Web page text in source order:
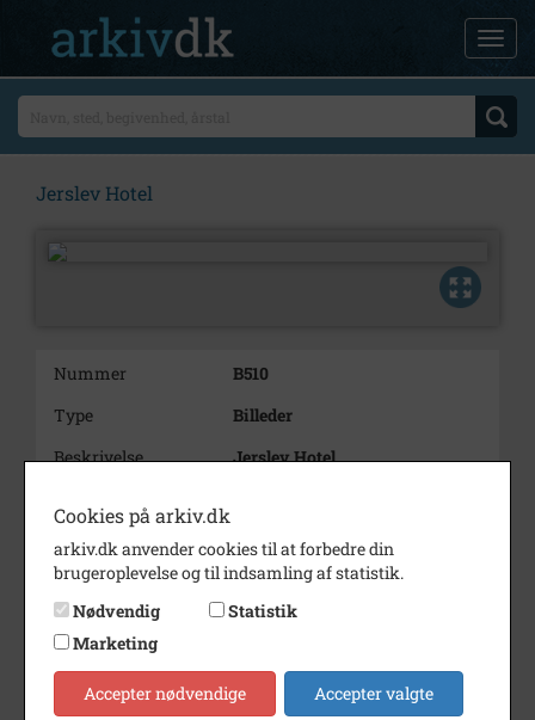
Jerslev Hotel
Nummer
B510
Type
Billeder
Beskrivelse
Jerslev Hotel
Dateringsnote
ca. 1937
Fotograf
ukendt
Størrelse
16x23,5 cm
Se på kort
Arkiv
Hvidebæk Lokalhistorisk Arkiv
Cookies på arkiv.dk
arkiv.dk anvender cookies til at forbedre din
brugeroplevelse og til indsamling af statistik.
Nødvendig
Statistik
Marketing
Accepter nødvendige Accepter valgte